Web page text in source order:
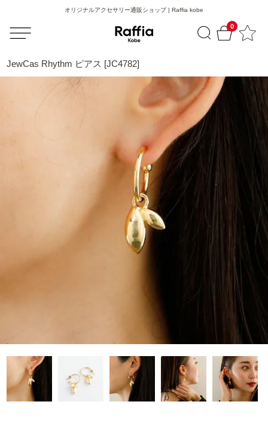
0
オリジナルアクセサリー通販ショップ | Raffia kobe
JewCas Rhythm ピアス [JC4782]